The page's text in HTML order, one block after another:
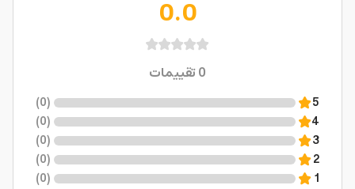
0.0
0تقييمات
5
(
0
)
4
(
0
)
3
(
0
)
2
(
0
)
1
(
0
)